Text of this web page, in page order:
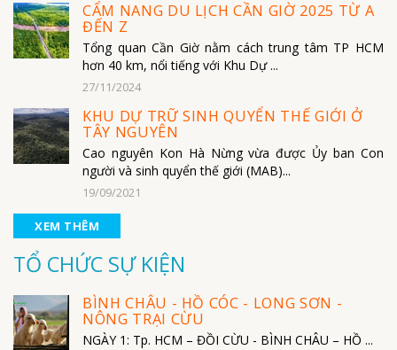
CẨM NANG DU LỊCH CẦN GIỜ 2025 TỪ A
ĐẾN Z
Tổng quan Cần Giờ nằm cách trung tâm TP HCM
hơn 40 km, nổi tiếng với Khu Dự ...
27/11/2024
KHU DỰ TRỮ SINH QUYỂN THẾ GIỚI Ở
TÂY NGUYÊN
Cao nguyên Kon Hà Nừng vừa được Ủy ban Con
người và sinh quyển thế giới (MAB)...
19/09/2021
XEM THÊM
TỔ CHỨC SỰ KIỆN
BÌNH CHÂU - HỒ CÓC - LONG SƠN -
NÔNG TRẠI CỪU
NGÀY 1: Tp. HCM – ĐỒI CỪU - BÌNH CHÂU – HỒ ...